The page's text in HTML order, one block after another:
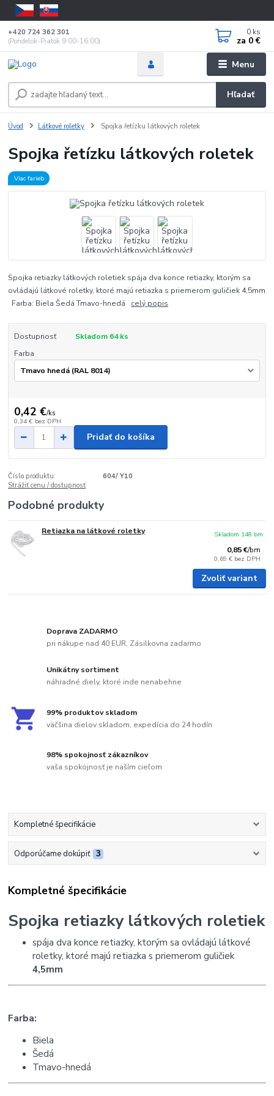
Menu
Hľadať
+420 724 362 301
(Pondelok-Piatok 9:00-16:00)
0 ks
za 0 €
Úvod Látkové roletky Spojka řetízku látkových roletek
Spojka řetízku látkových roletek
Viac farieb
Spojka retiazky látkových roletiek spája dva konce retiazky, ktorým sa
ovládajú látkové roletky, ktoré majú retiazka s priemerom guličiek 4,5mm
Farba: Biela Šedá Tmavo-hnedá celý popis
Dostupnosť
Skladom 64 ks
Farba
0,42 €/ks
0,34 € bez DPH
Pridať do košíka
Číslo produktu:
604/ Y10
Strážiť cenu / dostupnosť
Podobné produkty
Retiazka na látkové roletky
0,85 €/bm
0,69 € bez DPH
Skladom 148 bm
Zvoliť variant
Doprava ZADARMO
pri nákupe nad 40 EUR, Zásilkovna zadarmo
Unikátny sortiment
náhradné diely, ktoré inde nenabehne
99% produktov skladom
väčšina dielov skladom, expedícia do 24 hodín
98% spokojnosť zákazníkov
vaša spokojnosť je naším cieľom
Kompletné špecifikácie
Odporúčame dokúpiť 3
Kompletné špecifikácie
Spojka retiazky látkových roletiek
spája dva konce retiazky, ktorým sa ovládajú látkové
roletky, ktoré majú retiazka s priemerom guličiek
4,5mm
Farba:
Biela
Šedá
Tmavo-hnedá